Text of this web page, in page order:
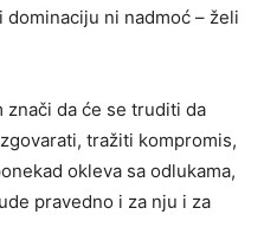
ni nadmoć – želi
znači da će se truditi da
tražiti kompromis,
okleva sa odlukama,
pravedno i za nju i za